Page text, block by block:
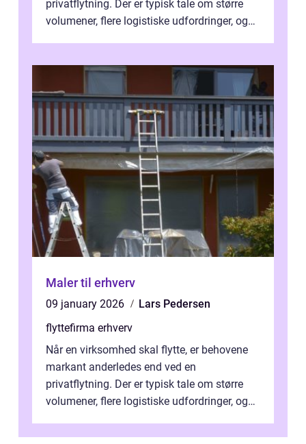
privatflytning. Der er typisk tale om større
volumener, flere logistiske udfordringer, og
Maler til erhverv
09 january 2026
Lars Pedersen
flyttefirma erhverv
Når en virksomhed skal flytte, er behovene
markant anderledes end ved en
privatflytning. Der er typisk tale om større
volumener, flere logistiske udfordringer, og